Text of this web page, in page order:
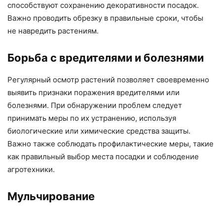
способствуют сохранению декоративности посадок.
Важно проводить обрезку в правильные сроки, чтобы
не навредить растениям.
Борьба с вредителями и болезнями
Регулярный осмотр растений позволяет своевременно
выявить признаки поражения вредителями или
болезнями. При обнаружении проблем следует
принимать меры по их устранению, используя
биологические или химические средства защиты.
Важно также соблюдать профилактические меры, такие
как правильный выбор места посадки и соблюдение
агротехники.
Мульчирование